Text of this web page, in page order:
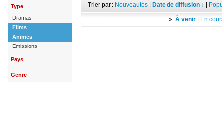
Type
Dramas
Films
Animes
Emissions
Pays
Genre
Trier par : Nouveautés Date de diffusion ↓
» À venir En